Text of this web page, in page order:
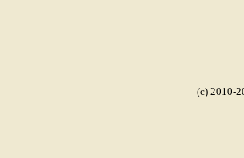
(c) 2010-